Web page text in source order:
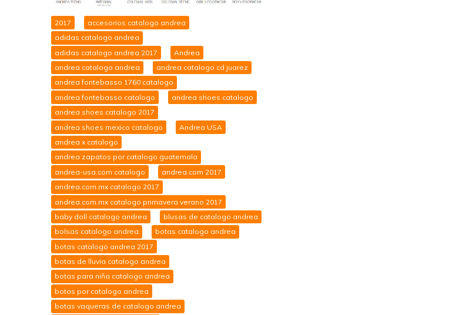
2017
accesorios catalogo andrea
adidas catalogo andrea
adidas catalogo andrea 2017
Andrea
andrea catalogo andrea
andrea catalogo cd juarez
andrea fontebasso 1760 catalogo
andrea fontebasso catalogo
andrea shoes catalogo
andrea shoes catalogo 2017
andrea shoes mexico catalogo
Andrea USA
andrea x catalogo
andrea zapatos por catalogo guatemala
andrea-usa.com catalogo
andrea.com 2017
andrea.com.mx catalogo 2017
andrea.com.mx catalogo primavera verano 2017
baby doll catalogo andrea
blusas de catalogo andrea
bolsas catalogo andrea
botas catalogo andrea
botas catalogo andrea 2017
botas de lluvia catalogo andrea
botas para niña catalogo andrea
botas por catalogo andrea
botas vaqueras de catalogo andrea